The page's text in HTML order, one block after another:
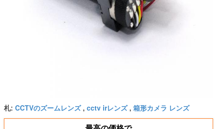
札: CCTVのズームレンズ, cctv irレンズ, 箱形カメラ レンズ